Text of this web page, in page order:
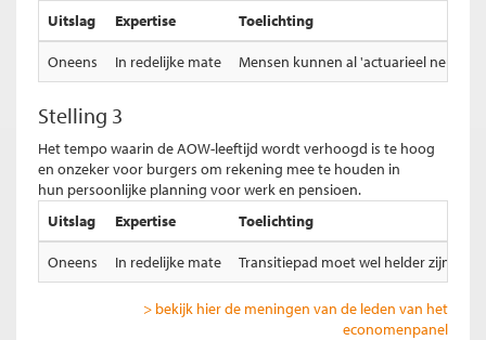
Uitslag
Expertise Toelichting
Oneens In redelijke mate Mensen kunnen al 'actuarieel
Stelling 3
Het tempo waarin de AOW-leeftijd wordt verhoogd is te hoog
en onzeker voor burgers om rekening mee te houden in
hun persoonlijke planning voor werk en pensioen.
Uitslag
Expertise Toelichting
Oneens In redelijke mate Transitiepad moet wel helder zijn.
> bekijk hier de meningen van de leden van het
economenpanel